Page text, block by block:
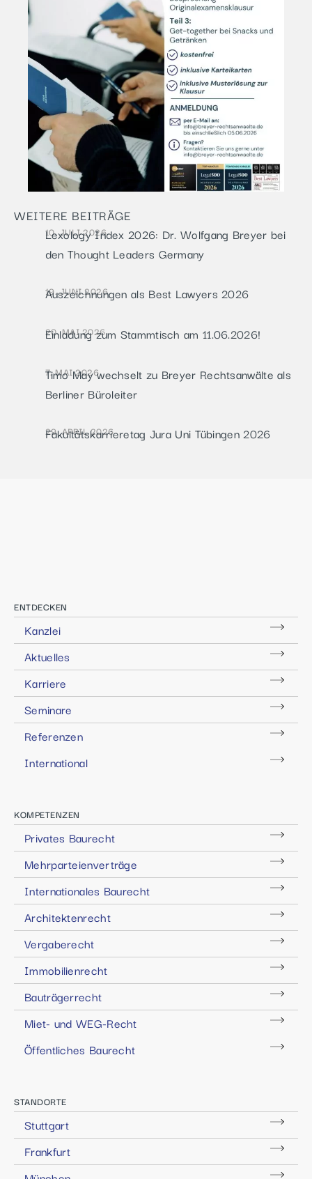
WEITERE BEITRÄGE
10. JULI 2026
Lexology Index 2026: Dr. Wolfgang Breyer bei
den Thought Leaders Germany
19. JUNI 2026
Auszeichnungen als Best Lawyers 2026
20. MAI 2026
Einladung zum Stammtisch am 11.06.2026!
7. MAI 2026
Timo May wechselt zu Breyer Rechtsanwälte als
Berliner Büroleiter
29. APRIL 2026
Fakultätskarrieretag Jura Uni Tübingen 2026
ENTDECKEN
Kanzlei
Aktuelles
Karriere
Seminare
Referenzen
International
KOMPETENZEN
Privates Baurecht
Mehrparteienverträge
Internationales Baurecht
Architektenrecht
Vergaberecht
Immobilienrecht
Bauträgerrecht
Miet- und WEG-Recht
Öffentliches Baurecht
STANDORTE
Stuttgart
Frankfurt